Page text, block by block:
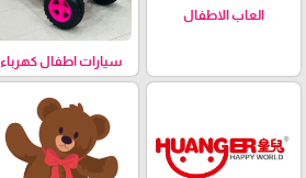
العاب الاطفال
سيارات اطفال كهرباء